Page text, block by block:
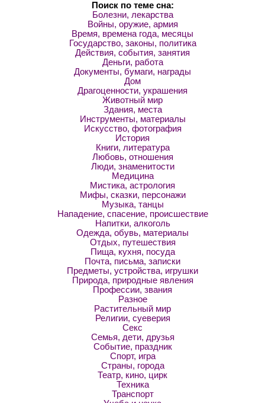
Поиск по теме сна:
Болезни, лекарства
Войны, оружие, армия
Время, времена года, месяцы
Государство, законы, политика
Действия, события, занятия
Деньги, работа
Документы, бумаги, награды
Дом
Драгоценности, украшения
Животный мир
Здания, места
Инструменты, материалы
Искусство, фотография
История
Книги, литература
Любовь, отношения
Люди, знаменитости
Медицина
Мистика, астрология
Мифы, сказки, персонажи
Музыка, танцы
Нападение, спасение, происшествие
Напитки, алкоголь
Одежда, обувь, материалы
Отдых, путешествия
Пища, кухня, посуда
Почта, письма, записки
Предметы, устройства, игрушки
Природа, природные явления
Профессии, звания
Разное
Растительный мир
Религии, суеверия
Секс
Семья, дети, друзья
Событие, праздник
Спорт, игра
Страны, города
Театр, кино, цирк
Техника
Транспорт